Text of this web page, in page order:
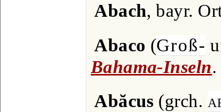
Abach, bayr.
Abaco (Groß-
Bahama-Inseln.
Abăcus (grch.